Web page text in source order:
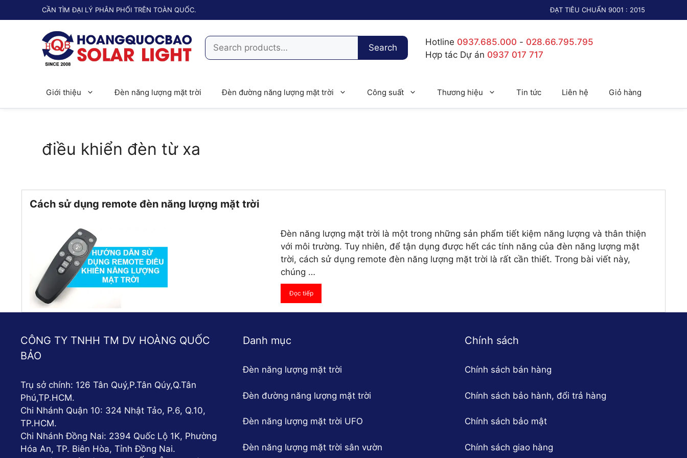
đến
ĐẠT TIÊU CHUẨN 9001 : 2015
CẦN TÌM ĐẠI LÝ PHÂN PHỐI TRÊN TOÀN QUỐC.
Search
for:
Search
Hotline 0937.685.000 - 028.66.795.795
Hợp tác Dự án 0937 017 717
Giới thiệu Đèn năng lượng mặt trời Đèn đường năng lượng mặt trời Công suất Thương hiệu Tin tức Liên hệ Giỏ hàng
điều khiển đèn từ xa
Cách sử dụng remote đèn năng lượng mặt trời
Đèn năng lượng mặt trời là một trong những sản phẩm tiết kiệm năng lượng và thân thiện
với môi trường. Tuy nhiên, để tận dụng được hết các tính năng của đèn năng lượng mặt
trời, cách sử dụng remote đèn năng lượng mặt trời là rất cần thiết. Trong bài viết này,
chúng …
Đọc tiếp
CÔNG TY TNHH TM DV HOÀNG QUỐC
BẢO
Trụ sở chính: 126 Tân Quý,P.Tân Qúy,Q.Tân
Phú,TP.HCM.
Chi Nhánh Quận 10: 324 Nhật Tảo, P.6, Q.10,
TP.HCM.
Chi Nhánh Đồng Nai: 2394 Quốc Lộ 1K, Phường
Hóa An, TP. Biên Hòa, Tỉnh Đồng Nai.
Danh mục
Đèn năng lượng mặt trời
Đèn đường năng lượng mặt trời
Đèn năng lượng mặt trời UFO
Đèn năng lượng mặt trời sân vườn
Chính sách
Chính sách bán hàng
Chính sách bảo hành, đổi trả hàng
Chính sách bảo mật
Chính sách giao hàng